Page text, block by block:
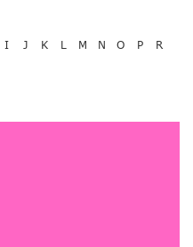
I J K L M N O P
R